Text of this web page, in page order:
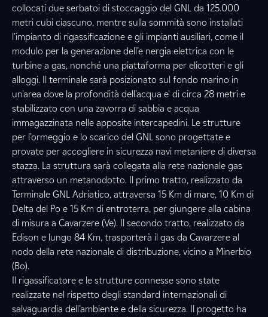
collocati due serbatoi di stoccaggio del GNL da 125.000
metri cubi ciascuno, mentre sulla sommità sono installati
l’impianto di rigassificazione e gli impianti ausiliari, come il
modulo per la generazione dell’e nergia elettrica con le
turbine a gas, nonché una piattaforma per elicotteri e gli
alloggi. Il terminale sarà posizionato sul fondo marino in
un'area dove la profondità dell'acqua e' di circa 28 metri e
stabilizzato con una zavorra di sabbia e acqua
immagazzinata nelle apposite intercapedini. Le strutture
per l’ormeggio e lo scarico del GNL sono progettate e
provate per accogliere in sicurezza navi metaniere di diversa
stazza. La struttura sarà collegata alla rete nazionale gas
attraverso un metanodotto. Il primo tratto, realizzato da
Terminale GNL Adriatico, attraversa 15 Km di mare, 10 Km di
Delta del Po e 15 Km di entroterra, per giungere alla cabina
di misura a Cavarzere (Ve). Il secondo tratto, realizzato da
Edison e lungo 84 Km, trasporterà il gas da Cavarzere al
nodo della rete nazionale di distribuzione, vicino a Minerbio
(Bo).
Il rigassificatore e le strutture connesse sono state
realizzate nel rispetto degli standard internazionali di
salvaguardia dell’ambiente e della sicurezza. Il progetto ha